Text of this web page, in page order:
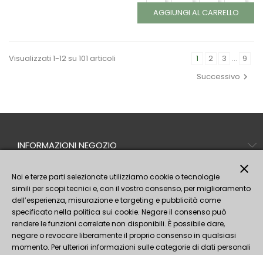
8 8.5 9 9.5
AGGIUNGI AL CARRELLO
Visualizzati 1-12 su 101 articoli 1 2 3 … 9
Successivo
INFORMAZIONI NEGOZIO
LA NOSTRA AZIENDA
IL TUO ACCOUNT
Seguici!
close
Noi e terze parti selezionate utilizziamo cookie o tecnologie
simili per scopi tecnici e, con il vostro consenso, per miglioramento
dell’esperienza, misurazione e targeting e pubblicità come
specificato nella politica sui cookie. Negare il consenso può
rendere le funzioni correlate non disponibili. È possibile dare,
negare o revocare liberamente il proprio consenso in qualsiasi
momento. Per ulteriori informazioni sulle categorie di dati personali